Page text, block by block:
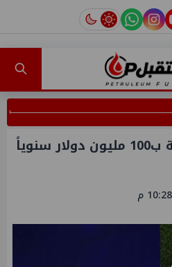
instagram
tiktok
أرامكو والفيفا..شراكة ب100 مليون دولار سنوياً